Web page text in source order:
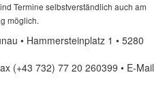
Termine selbstverständlich auch am
möglich.
• Hammersteinplatz 1 • 5280
(+43 732) 77 20 260399 • E-Mail